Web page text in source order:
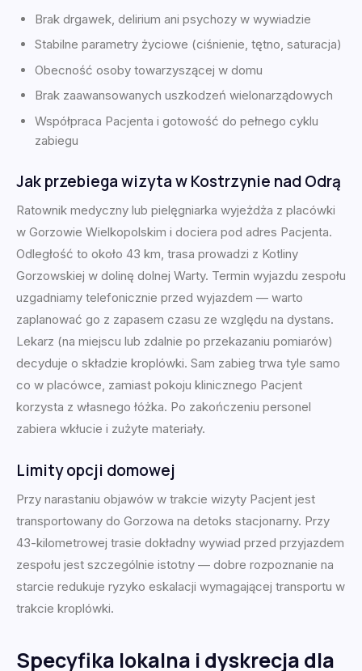
Brak drgawek, delirium ani psychozy w wywiadzie
Stabilne parametry życiowe (ciśnienie, tętno, saturacja)
Obecność osoby towarzyszącej w domu
Brak zaawansowanych uszkodzeń wielonarządowych
Współpraca Pacjenta i gotowość do pełnego cyklu
zabiegu
Jak przebiega wizyta w Kostrzynie nad Odrą
Ratownik medyczny lub pielęgniarka wyjeżdża z placówki
w Gorzowie Wielkopolskim i dociera pod adres Pacjenta.
Odległość to około 43 km, trasa prowadzi z Kotliny
Gorzowskiej w dolinę dolnej Warty. Termin wyjazdu zespołu
uzgadniamy telefonicznie przed wyjazdem — warto
zaplanować go z zapasem czasu ze względu na dystans.
Lekarz (na miejscu lub zdalnie po przekazaniu pomiarów)
decyduje o składzie kroplówki. Sam zabieg trwa tyle samo
co w placówce, zamiast pokoju klinicznego Pacjent
korzysta z własnego łóżka. Po zakończeniu personel
zabiera wkłucie i zużyte materiały.
Limity opcji domowej
Przy narastaniu objawów w trakcie wizyty Pacjent jest
transportowany do Gorzowa na detoks stacjonarny. Przy
43-kilometrowej trasie dokładny wywiad przed przyjazdem
zespołu jest szczególnie istotny — dobre rozpoznanie na
starcie redukuje ryzyko eskalacji wymagającej transportu w
trakcie kroplówki.
Specyfika lokalna i dyskrecja dla